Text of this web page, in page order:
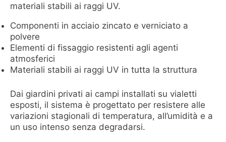
materiali stabili ai raggi UV.
Componenti in acciaio zincato e verniciato a
polvere
Elementi di fissaggio resistenti agli agenti
atmosferici
Materiali stabili ai raggi UV in tutta la struttura
Dai giardini privati ai campi installati su vialetti
esposti, il sistema è progettato per resistere alle
variazioni stagionali di temperatura, all’umidità e a
un uso intenso senza degradarsi.